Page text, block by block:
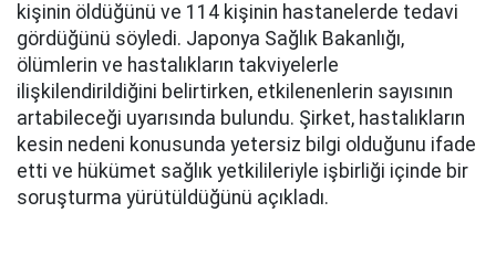
kişinin öldüğünü ve 114 kişinin hastanelerde tedavi
gördüğünü söyledi. Japonya Sağlık Bakanlığı,
ölümlerin ve hastalıkların takviyelerle
ilişkilendirildiğini belirtirken, etkilenenlerin sayısının
artabileceği uyarısında bulundu. Şirket, hastalıkların
kesin nedeni konusunda yetersiz bilgi olduğunu ifade
etti ve hükümet sağlık yetkilileriyle işbirliği içinde bir
soruşturma yürütüldüğünü açıkladı.